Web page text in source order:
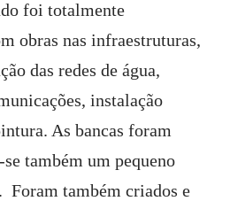
foi totalmente
obras nas infraestruturas,
das redes de água,
instalação
As bancas foram
também um pequeno
Foram também criados e